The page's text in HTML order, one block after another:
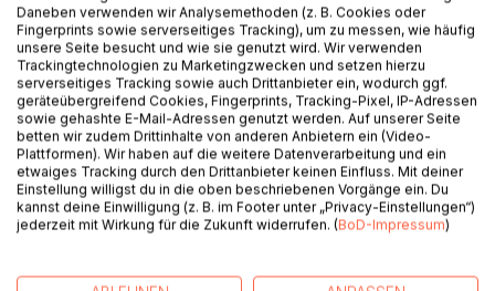
BESCHREIBUNG
Die eigene Gesundheit zu fördern ist eine tägliche &
lebenslange, wichtige Aufgabe. Die Health-Drops-
Sammlung unterstützt Sie bei dieser täglichen
Daneben verwenden wir Analysemethoden (z. B. Cookies oder
Fingerprints sowie serverseitiges Tracking), um zu messen, wie häufig
unsere Seite besucht und wie sie genutzt wird. Wir verwenden
Trackingtechnologien zu Marketingzwecken und setzen hierzu
serverseitiges Tracking sowie auch Drittanbieter ein, wodurch ggf.
geräteübergreifend Cookies, Fingerprints, Tracking-Pixel, IP-Adressen
sowie gehashte E-Mail-Adressen genutzt werden. Auf unserer Seite
betten wir zudem Drittinhalte von anderen Anbietern ein (Video-
Plattformen). Wir haben auf die weitere Datenverarbeitung und ein
etwaiges Tracking durch den Drittanbieter keinen Einfluss. Mit deiner
Einstellung willigst du in die oben beschriebenen Vorgänge ein. Du
kannst deine Einwilligung (z. B. im Footer unter „Privacy-Einstellungen“)
jederzeit mit Wirkung für die Zukunft widerrufen. (BoD-Impressum)